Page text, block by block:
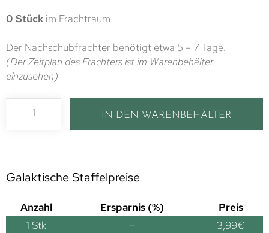
0 Stück im Frachtraum
Der Nachschubfrachter benötigt etwa 5 – 7 Tage.
(Der Zeitplan des Frachters ist im Warenbehälter
einzusehen)
IN DEN WARENBEHÄLTER
Galaktische Staffelpreise
Anzahl Ersparnis (%)
Preis
1 Stk — 3,99€